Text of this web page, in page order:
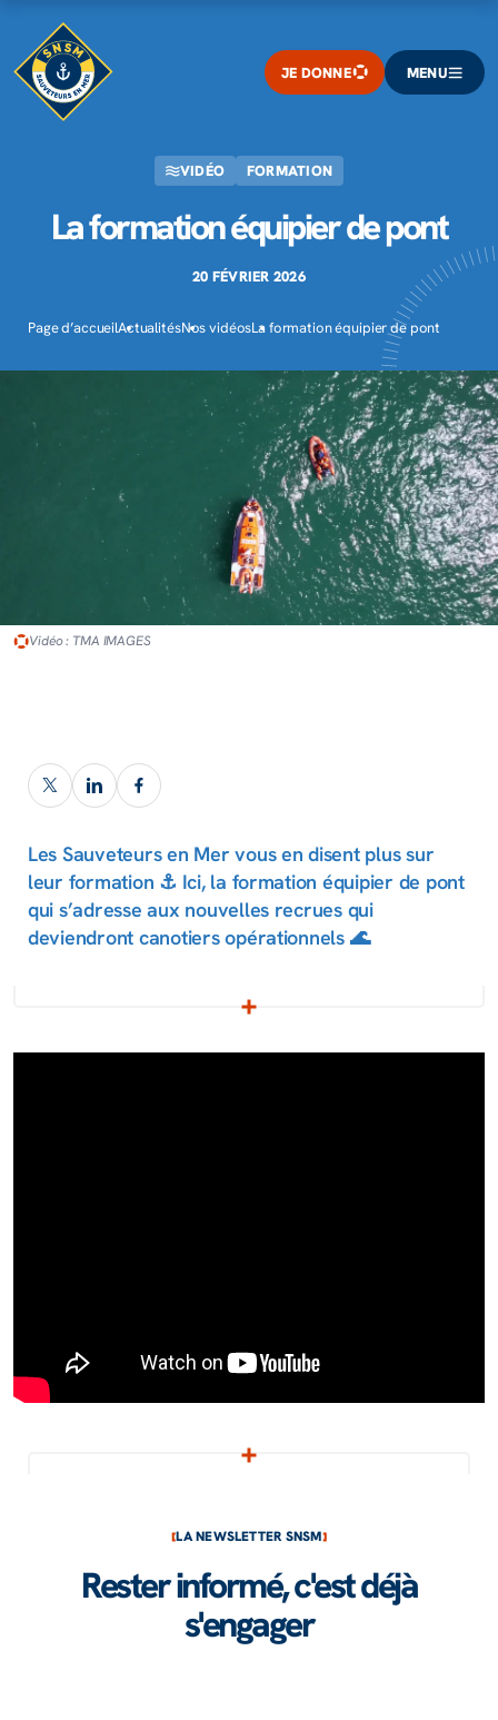
JE DONNE MENU
VIDÉO FORMATION
La formation équipier de pont
20 FÉVRIER 2026
Page d’accueilActualitésNos vidéosLa formation équipier de pont
Vidéo : TMA IMAGES
Les Sauveteurs en Mer vous en disent plus sur
leur formation ⚓️ Ici, la formation équipier de pont
qui s’adresse aux nouvelles recrues qui
deviendront canotiers opérationnels 🌊
LA NEWSLETTER SNSM
Rester informé, c'est déjà
s'engager